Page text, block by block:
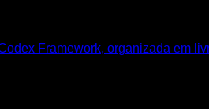
Framework, organizada em